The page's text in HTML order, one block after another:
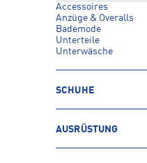
Accessoires
Anzüge & Overalls
Bademode
Unterteile
Unterwäsche
SCHUHE
AUSRÜSTUNG